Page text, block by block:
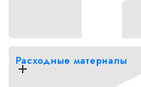
Расходные материалы